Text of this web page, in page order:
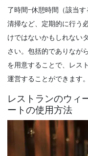
レ
使
に
6
5
活
了時間-休憩時間（該当す
清掃など、定期的に行う
けではないかもしれない
さい。包括的でありなが
を用意することで、レス
運営することができます。
レストランのウィ
ートの使用方法